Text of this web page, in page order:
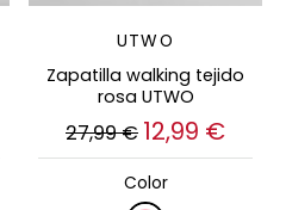
UTWO
Zapatilla walking tejido
rosa UTWO
27,99 € 12,99 €
Color